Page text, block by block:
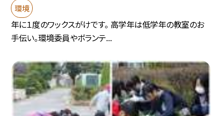
環境
年に１度のワックスがけです。 高学年は低学年の教室のお
手伝い。環境委員やボランテ...